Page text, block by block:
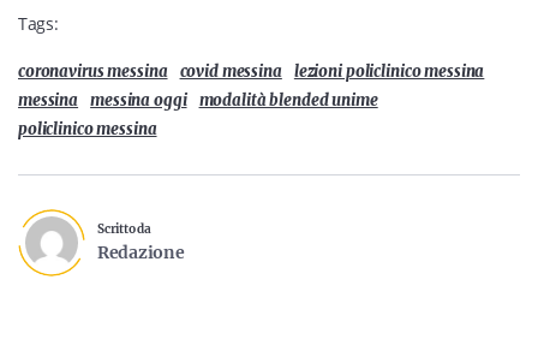
Tags:
coronavirus messina covid messina lezioni policlinico messina
messina messina oggi
modalità blended unime
policlinico messina
Scritto da
Redazione